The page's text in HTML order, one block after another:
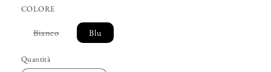
COLORE
BiancoVariante
esaurita
disponibile
Blu
Quantità